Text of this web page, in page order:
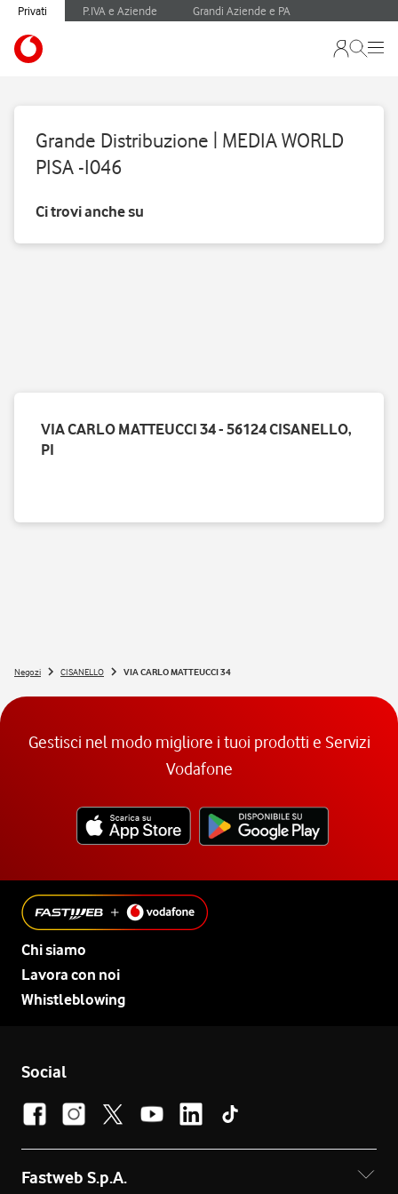
Privati P.IVA e Aziende Grandi Aziende e PA
Grande Distribuzione | MEDIA WORLD
PISA -I046
Ci trovi anche su
VIA CARLO MATTEUCCI 34 - 56124 CISANELLO,
PI
Negozi CISANELLO VIA CARLO MATTEUCCI 34
Gestisci nel modo migliore i tuoi prodotti e Servizi
Vodafone
Chi siamo
Lavora con noi
Whistleblowing
Social
Fastweb S.p.A.